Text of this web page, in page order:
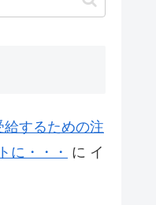
するための注
に・・・
に イ